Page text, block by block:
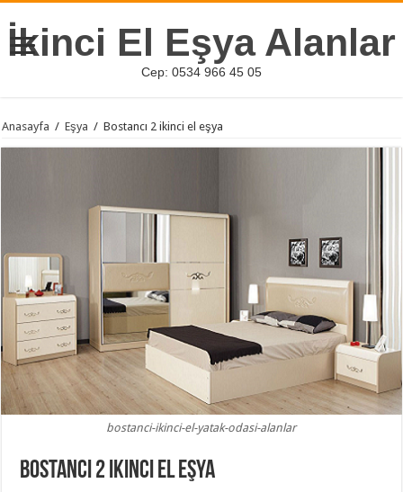
İkinci El Eşya Alanlar
Cep: 0534 966 45 05
Anasayfa / Eşya / Bostancı 2 ikinci el eşya
bostanci-ikinci-el-yatak-odasi-alanlar
Bostancı 2 ikinci el eşya